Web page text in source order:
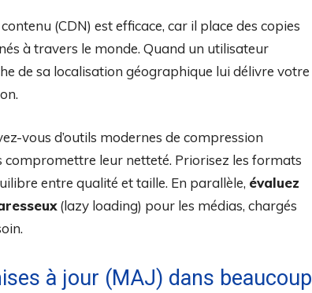
(CDN) est efficace, car il place des copies
à travers le monde. Quand un utilisateur
de sa localisation géographique lui délivre votre
vous d’outils modernes de compression
compromettre leur netteté. Priorisez les formats
entre qualité et taille. En parallèle, évaluez
(lazy loading) pour les médias, chargés
à jour (MAJ) dans beaucoup